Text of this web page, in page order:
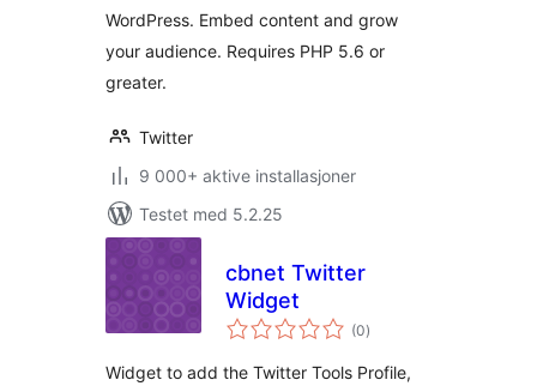
WordPress. Embed content and grow
your audience. Requires PHP 5.6 or
greater.
Twitter
9 000+ aktive installasjoner
Testet med 5.2.25
cbnet Twitter
Widget
(0totale
vurderinger
)
Widget to add the Twitter Tools Profile,